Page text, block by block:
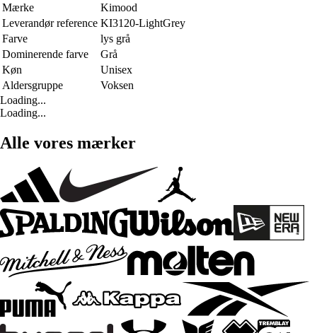
Mærke
Kimood
Leverandør reference KI3120-LightGrey
Farve
lys grå
Dominerende farve
Grå
Køn
Unisex
Aldersgruppe
Voksen
Loading...
Loading...
Alle vores mærker